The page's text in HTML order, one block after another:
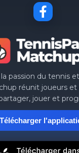
passion du tennis
réunit joueurs
jouer et
Télécharger